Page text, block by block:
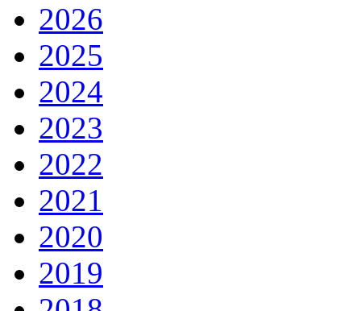
2026
2025
2024
2023
2022
2021
2020
2019